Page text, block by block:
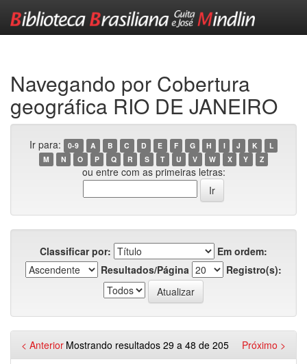
Navegando por Cobertura
geográfica RIO DE JANEIRO
Ir para: 0-9 A B C D E F G H I J K
L
M
N O P Q R S T U V W X Y Z
ou entre com as primeiras letras:
Classificar por:
Em ordem:
Resultados/Página
Registro(s):
Mostrando resultados 29 a 48 de 205
< Anterior
Próximo >